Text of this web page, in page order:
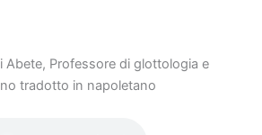
Abete, Professore di glottologia e
tradotto in napoletano